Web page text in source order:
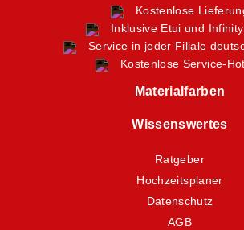
Kostenlose
Inklusive Etui und
Service in jeder Filiale
Kostenlose Service-
Materialfarben
Wissenswertes
Ratgeber
Hochzeitsplaner
Datenschutz
AGB